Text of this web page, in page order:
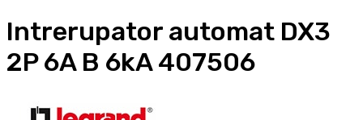
Intrerupator automat DX3
2P 6A B 6kA 407506